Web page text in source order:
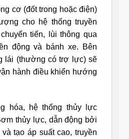
cơ (đốt trong hoặc điện)
cho hệ thống truyền
tiến, lùi thông qua
động và bánh xe. Bên
lái (thường có trợ lực) sẽ
hành điều khiển hướng
hóa, hệ thống thủy lực
thủy lực, dẫn động bởi
tạo áp suất cao, truyền